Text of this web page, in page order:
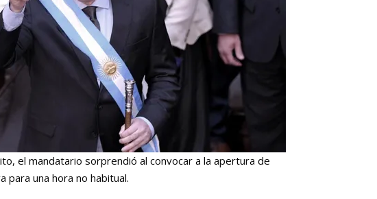
el mandatario sorprendió al convocar a la apertura de
para una hora no habitual.